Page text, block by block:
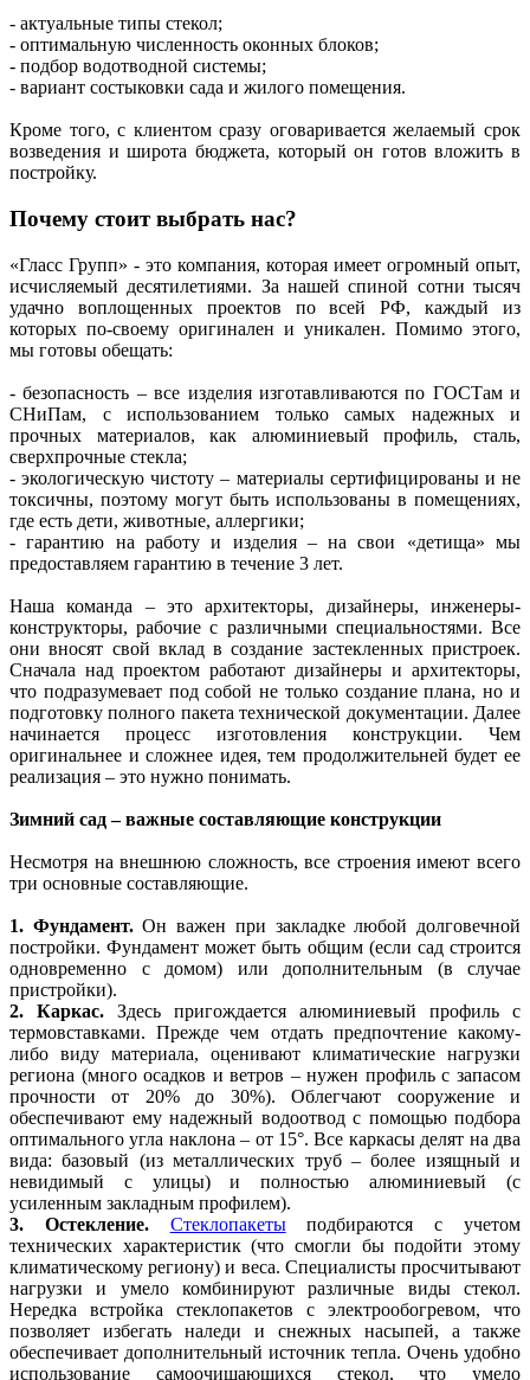
- актуальные типы стекол;
- оптимальную численность оконных блоков;
- подбор водотводной системы;
- вариант состыковки сада и жилого помещения.
Кроме того, с клиентом сразу оговаривается желаемый срок
возведения и широта бюджета, который он готов вложить в
постройку.
Почему стоит выбрать нас?
«Гласс Групп» - это компания, которая имеет огромный опыт,
исчисляемый десятилетиями. За нашей спиной сотни тысяч
удачно воплощенных проектов по всей РФ, каждый из
которых по-своему оригинален и уникален. Помимо этого,
мы готовы обещать:
- безопасность – все изделия изготавливаются по ГОСТам и
СНиПам, с использованием только самых надежных и
прочных материалов, как алюминиевый профиль, сталь,
сверхпрочные стекла;
- экологическую чистоту – материалы сертифицированы и не
токсичны, поэтому могут быть использованы в помещениях,
где есть дети, животные, аллергики;
- гарантию на работу и изделия – на свои «детища» мы
предоставляем гарантию в течение 3 лет.
Наша команда – это архитекторы, дизайнеры, инженеры-
конструкторы, рабочие с различными специальностями. Все
они вносят свой вклад в создание застекленных пристроек.
Сначала над проектом работают дизайнеры и архитекторы,
что подразумевает под собой не только создание плана, но и
подготовку полного пакета технической документации. Далее
начинается процесс изготовления конструкции. Чем
оригинальнее и сложнее идея, тем продолжительней будет ее
реализация – это нужно понимать.
Зимний сад – важные составляющие конструкции
Несмотря на внешнюю сложность, все строения имеют всего
три основные составляющие.
1. Фундамент.Он важен при закладке любой долговечной
постройки. Фундамент может быть общим (если сад строится
одновременно с домом) или дополнительным (в случае
пристройки).
2. Каркас. Здесь пригождается алюминиевый профиль с
термовставками. Прежде чем отдать предпочтение какому-
либо виду материала, оценивают климатические нагрузки
региона (много осадков и ветров – нужен профиль с запасом
прочности от 20% до 30%). Облегчают сооружение и
обеспечивают ему надежный водоотвод с помощью подбора
оптимального угла наклона – от 15°. Все каркасы делят на два
вида: базовый (из металлических труб – более изящный и
невидимый с улицы) и полностью алюминиевый (с
усиленным закладным профилем).
3. Остекление.
Стеклопакетыподбираются с учетом
технических характеристик (что смогли бы подойти этому
климатическому региону) и веса. Специалисты просчитывают
нагрузки и умело комбинируют различные виды стекол.
Нередка встройка стеклопакетов с электрообогревом, что
позволяет избегать наледи и снежных насыпей, а также
обеспечивает дополнительный источник тепла. Очень удобно
использование самоочищающихся стекол, что умело